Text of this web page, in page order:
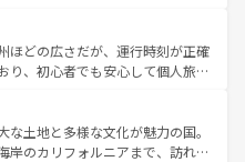
れぞれで全く異なる文化を体験で
お、新着のフランス情報はコンテンツ一覧
てほしい。 なお、新着の
一覧を参照してほしい。
ある。また、優雅なアフタヌーン
たまらない英国パブ、サッカー観
できる体験も豊富。イギリスを旅
。
ほどの広さだが、運行時刻が正確
り、初心者でも安心して個人旅行
や、スイスならではのユニークな
観光だけでなく町歩きも満喫する
得が高いため物価も高いが、旅行
な土地と多様な文化が魅力の国。
岸のカリフォルニアまで、訪れる